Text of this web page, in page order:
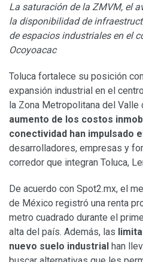
La saturación de la ZMVM, el
la disponibilidad de
de espacios industriales en el
Ocoyoacac
Toluca fortalece su posición
expansión industrial en el
la Zona Metropolitana del
aumento de los costos
conectividad han impulsado
desarrolladores, empresas y
corredor que integran Toluca,
De acuerdo con Spot2.mx, el
de México registró una renta
metro cuadrado durante el
alta del país. Además, las
nuevo suelo industrial han